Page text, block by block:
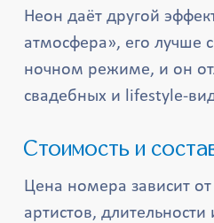
Неон даёт другой
атмосфера», его лучше
ночном режиме, и он
свадебных и lifestyle-
Стоимость и
Цена номера зависит от
артистов,